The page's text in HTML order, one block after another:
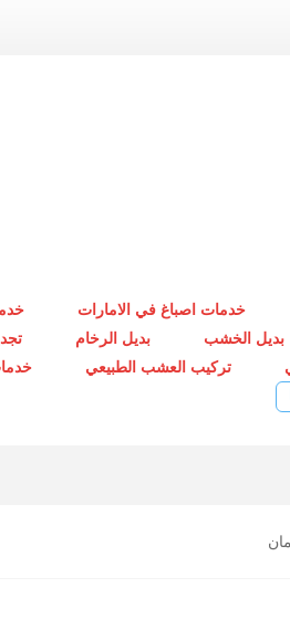
خدمات اصباغ في الامارات
بديل الخشب بديل الرخام
تركيب العشب الطبيعي